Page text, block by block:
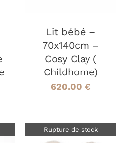
Lit bébé –
70x140cm –
Cosy Clay (
Childhome)
620.00 €
Rupture de stock